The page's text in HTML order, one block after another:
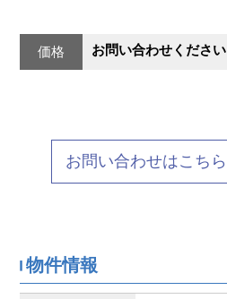
価格 お問い合わせください
お問い合わせはこちら
物件情報